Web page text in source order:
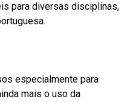
para diversas disciplinas,
especialmente para
mais o uso da